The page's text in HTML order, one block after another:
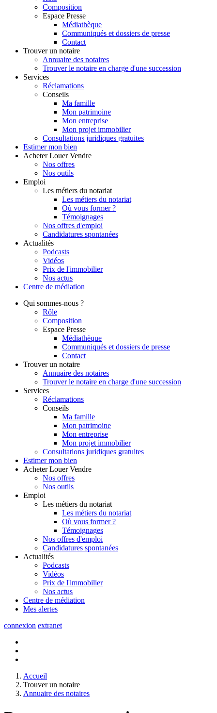
Composition
Espace Presse
Médiathèque
Communiqués et dossiers de presse
Contact
Trouver un notaire
Annuaire des notaires
Trouver le notaire en charge d'une succession
Services
Réclamations
Conseils
Ma famille
Mon patrimoine
Mon entreprise
Mon projet immobilier
Consultations juridiques gratuites
Estimer mon bien
Acheter Louer Vendre
Nos offres
Nos outils
Emploi
Les métiers du notariat
Les métiers du notariat
Où vous former ?
Témoignages
Nos offres d'emploi
Candidatures spontanées
Actualités
Podcasts
Vidéos
Prix de l'immobilier
Nos actus
Centre de médiation
Qui sommes-nous ?
Rôle
Composition
Espace Presse
Médiathèque
Communiqués et dossiers de presse
Contact
Trouver un notaire
Annuaire des notaires
Trouver le notaire en charge d'une succession
Services
Réclamations
Conseils
Ma famille
Mon patrimoine
Mon entreprise
Mon projet immobilier
Consultations juridiques gratuites
Estimer mon bien
Acheter Louer Vendre
Nos offres
Nos outils
Emploi
Les métiers du notariat
Les métiers du notariat
Où vous former ?
Témoignages
Nos offres d'emploi
Candidatures spontanées
Actualités
Podcasts
Vidéos
Prix de l'immobilier
Nos actus
Centre de médiation
Mes alertes
connexion extranet
Accueil
Trouver un notaire
Annuaire des notaires